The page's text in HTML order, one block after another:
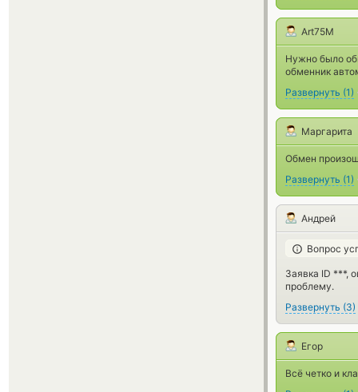
Art75M
Нужно было
обменник
Развернуть (1)
Маргарита
Обмен
Развернуть (1)
Андрей
Вопрос
Заявка ID ***,
проблему.
Развернуть (3)
Егор
Всё четко и